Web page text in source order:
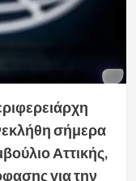
σήμερα
Αττικής,
για την